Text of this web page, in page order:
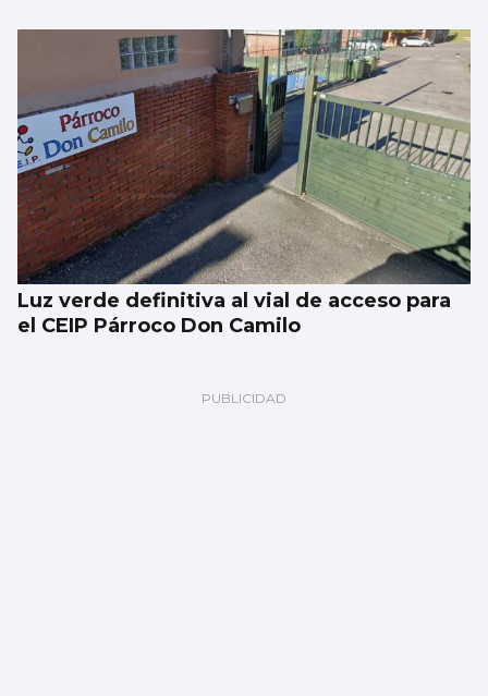
Luz verde definitiva al vial de acceso para
el CEIP Párroco Don Camilo